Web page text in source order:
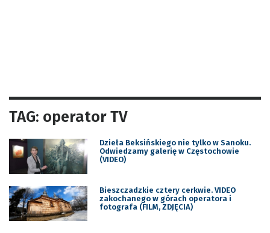
TAG: operator TV
Dzieła Beksińskiego nie tylko w Sanoku.
Odwiedzamy galerię w Częstochowie
(VIDEO)
Bieszczadzkie cztery cerkwie. VIDEO
zakochanego w górach operatora i
fotografa (FILM, ZDJĘCIA)